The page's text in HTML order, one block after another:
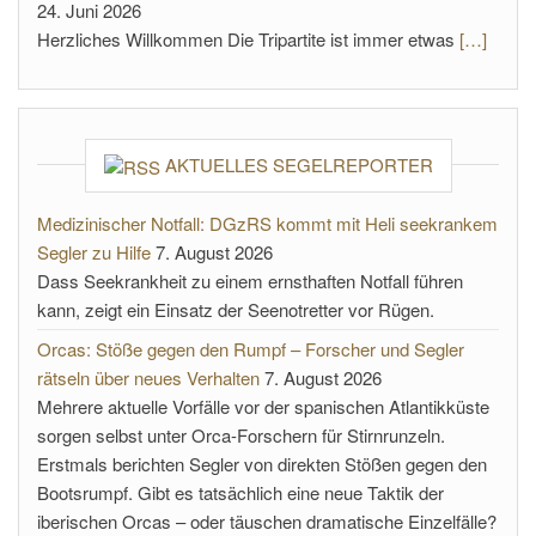
24. Juni 2026
Herzliches Willkommen Die Tripartite ist immer etwas […]
AKTUELLES SEGELREPORTER
Medizinischer Notfall: DGzRS kommt mit Heli seekrankem
Segler zu Hilfe7. August 2026
Dass Seekrankheit zu einem ernsthaften Notfall führen
kann, zeigt ein Einsatz der Seenotretter vor Rügen.
Orcas: Stöße gegen den Rumpf – Forscher und Segler
rätseln über neues Verhalten7. August 2026
Mehrere aktuelle Vorfälle vor der spanischen Atlantikküste
sorgen selbst unter Orca-Forschern für Stirnrunzeln.
Erstmals berichten Segler von direkten Stößen gegen den
Bootsrumpf. Gibt es tatsächlich eine neue Taktik der
iberischen Orcas – oder täuschen dramatische Einzelfälle?